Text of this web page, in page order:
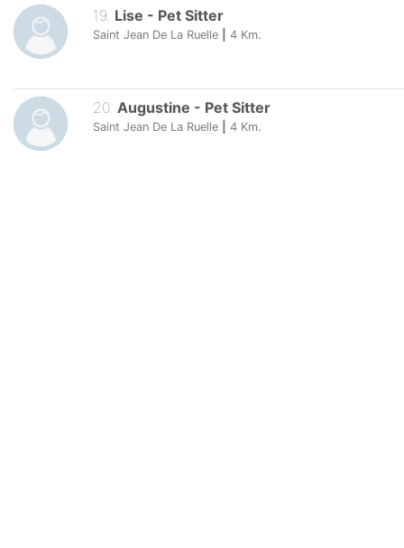
19. Lise - Pet Sitter
Saint Jean De La Ruelle 4 Km.
20. Augustine - Pet Sitter
Saint Jean De La Ruelle 4 Km.